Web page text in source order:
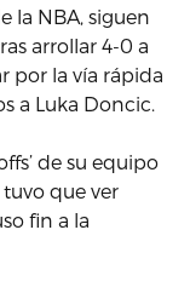
la NBA, siguen
arrollar 4-0 a
por la vía rápida
a Luka Doncic.
de su equipo
que ver
fin a la